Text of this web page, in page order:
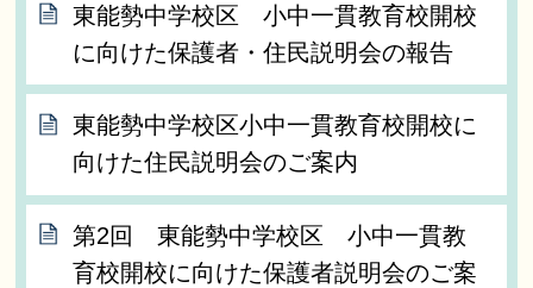
東能勢中学校区 小中一貫教育校開校
に向けた保護者・住民説明会の報告
東能勢中学校区小中一貫教育校開校に
向けた住民説明会のご案内
第2回 東能勢中学校区 小中一貫教
育校開校に向けた保護者説明会のご案